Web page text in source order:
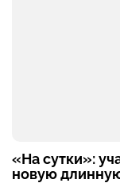
«На сутки»:
новую